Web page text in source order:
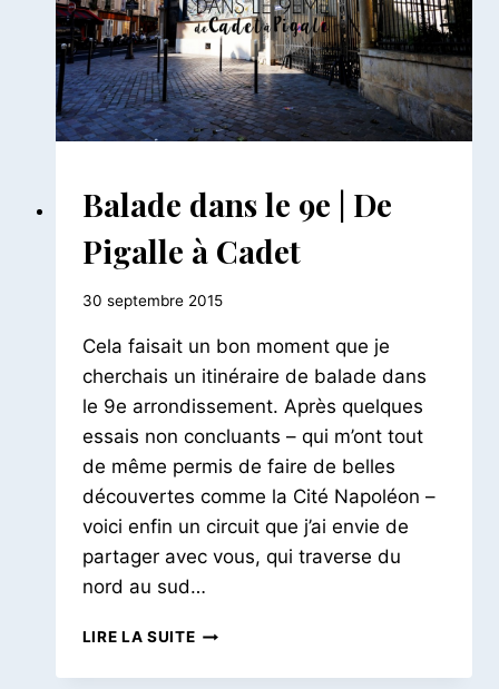
BALADES
PARISIENNES
BALADES
Balade dans le 9e | De
Pigalle à Cadet
Par
Petit
Pois
30 septembre 2015
Cela faisait un bon moment que je
cherchais un itinéraire de balade dans
le 9e arrondissement. Après quelques
essais non concluants – qui m’ont tout
de même permis de faire de belles
découvertes comme la Cité Napoléon –
voici enfin un circuit que j’ai envie de
partager avec vous, qui traverse du
nord au sud…
LIRE LA SUITEBALADE
LE